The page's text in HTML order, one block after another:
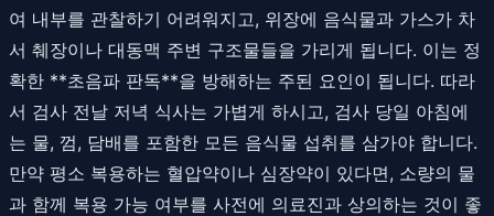
여 내부를 관찰하기 어려워지고, 위장에 음식물과 가스가 차
서 췌장이나 대동맥 주변 구조물들을 가리게 됩니다. 이는 정
확한 **초음파 판독**을 방해하는 주된 요인이 됩니다. 따라
서 검사 전날 저녁 식사는 가볍게 하시고, 검사 당일 아침에
는 물, 껌, 담배를 포함한 모든 음식물 섭취를 삼가야 합니다.
만약 평소 복용하는 혈압약이나 심장약이 있다면, 소량의 물
과 함께 복용 가능 여부를 사전에 의료진과 상의하는 것이 좋